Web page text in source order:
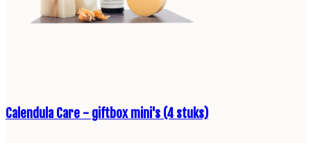
Calendula Care - giftbox mini's (4 stuks)